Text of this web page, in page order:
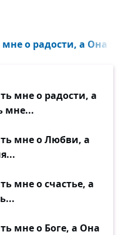
мне о радости, а Она
мне о радости, а
мне...
мне о Любви, а
мне о счастье, а
мне о Боге, а Она